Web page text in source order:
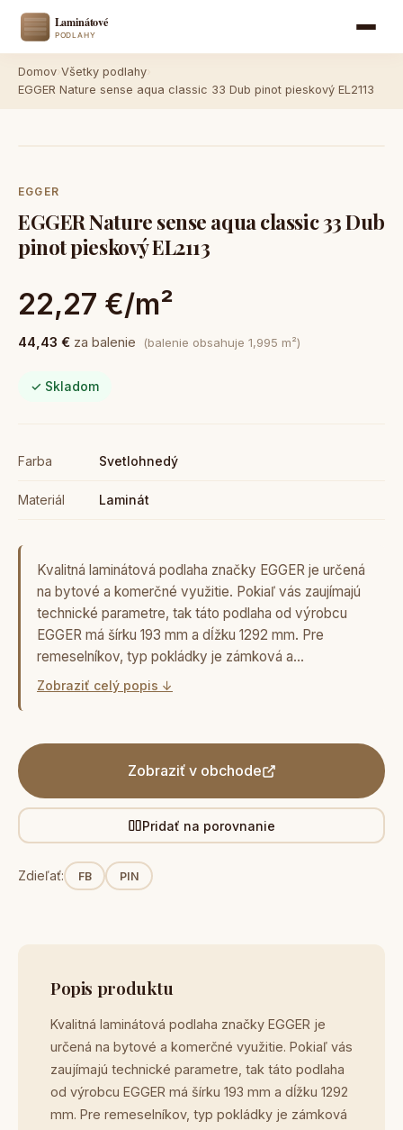
Domov Všetky podlahy
EGGER Nature sense aqua classic 33 Dub pinot pieskový EL2113
EGGER
EGGER Nature sense aqua classic 33 Dub
pinot pieskový EL2113
22,27 €/m²
44,43 € za balenie (balenie obsahuje 1,995 m²)
✓ Skladom
Farba Svetlohnedý
Materiál Laminát
Kvalitná laminátová podlaha značky EGGER je určená
na bytové a komerčné využitie. Pokiaľ vás zaujímajú
technické parametre, tak táto podlaha od výrobcu
EGGER má šírku 193 mm a dĺžku 1292 mm. Pre
remeselníkov, typ pokládky je zámková a…
Zobraziť celý popis ↓
Zobraziť v obchode
Pridať na porovnanie
Zdieľať: FB PIN
Popis produktu
Kvalitná laminátová podlaha značky EGGER je
určená na bytové a komerčné využitie. Pokiaľ vás
zaujímajú technické parametre, tak táto podlaha
od výrobcu EGGER má šírku 193 mm a dĺžku 1292
mm. Pre remeselníkov, typ pokládky je zámková